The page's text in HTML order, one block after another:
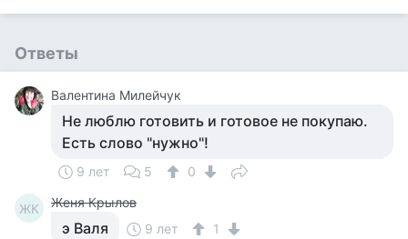
Ответы
Валентина Милейчук
Не люблю готовить и готовое не покупаю.
Есть слово "нужно"!
9 лет 5 0
ЖК Женя Крылов
э Валя 9 лет 1